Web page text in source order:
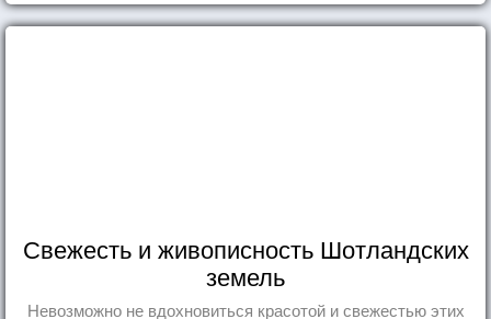
Свежесть и живописность Шотландских
земель
Невозможно не вдохновиться красотой и свежестью этих